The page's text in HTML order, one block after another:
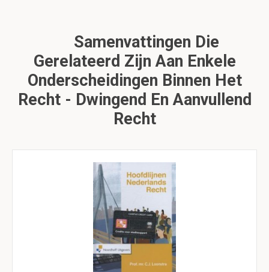
Samenvattingen Die
Gerelateerd Zijn Aan Enkele
Onderscheidingen Binnen Het
Recht - Dwingend En Aanvullend
Recht